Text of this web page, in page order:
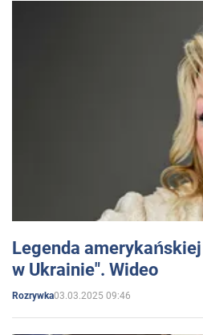
Legenda
w Ukrainie". Wideo
Rozrywka03.03.2025 09:46